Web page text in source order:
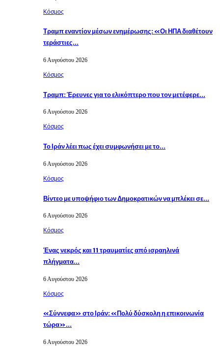
Κόσμος
Τραμπ εναντίον μέσων ενημέρωσης: «Οι ΗΠΑ διαθέτουν
τεράστιες…
6 Αυγούστου 2026
Κόσμος
Τραμπ: Έρευνες για το ελικόπτερο που τον μετέφερε…
6 Αυγούστου 2026
Κόσμος
Το Ιράν λέει πως έχει συμφωνήσει με το…
6 Αυγούστου 2026
Κόσμος
Βίντεο με υποψήφιο των Δημοκρατικών να μπλέκει σε…
6 Αυγούστου 2026
Κόσμος
Ένας νεκρός και 11 τραυματίες από ισραηλινά
πλήγματα…
6 Αυγούστου 2026
Κόσμος
«Σύννεφα» στο Ιράν: «Πολύ δύσκολη η επικοινωνία
τώρα»…
6 Αυγούστου 2026